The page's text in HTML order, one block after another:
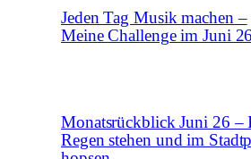
Jeden Tag Musik machen –
Meine Challenge im Juni 26
Monatsrückblick Juni 26 –
Regen stehen und im